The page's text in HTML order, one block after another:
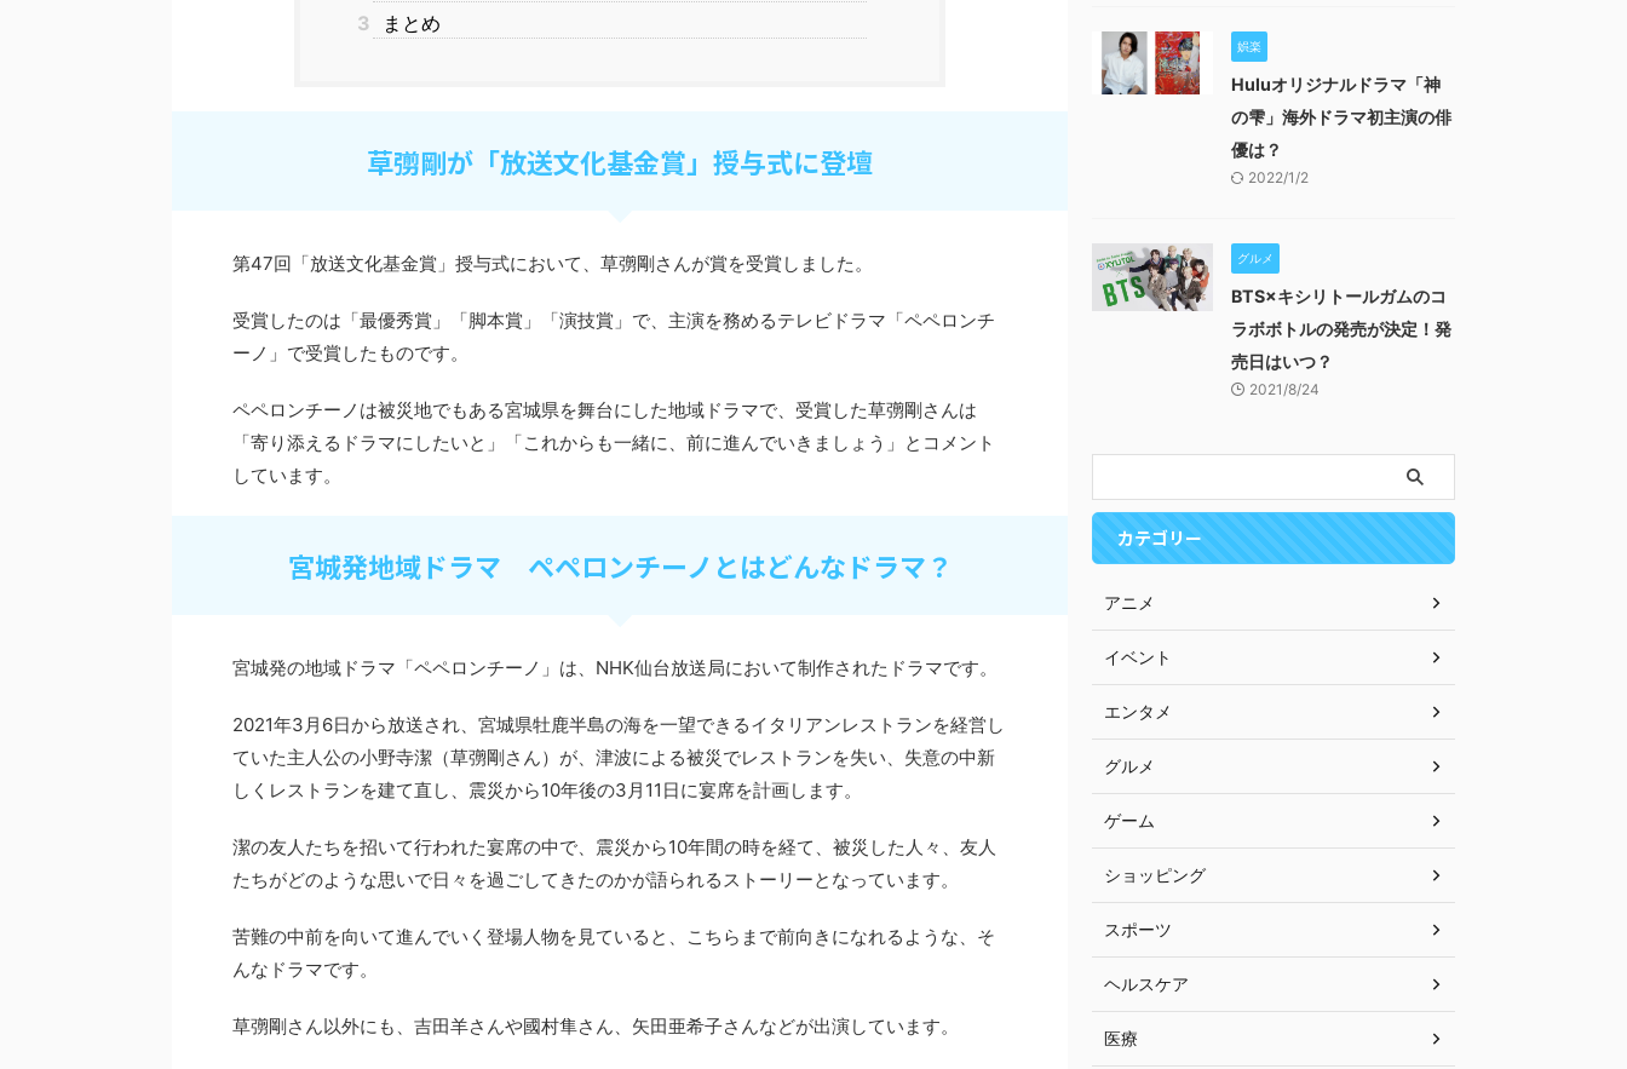
3
まとめ
草彅剛が「放送文化基金賞」授与式に登壇
第47回「放送文化基金賞」授与式において、草彅剛さんが賞を受賞しました。
受賞したのは「最優秀賞」「脚本賞」「演技賞」で、主演を務めるテレビドラマ「ペペロンチ
ーノ」で受賞したものです。
ペペロンチーノは被災地でもある宮城県を舞台にした地域ドラマで、受賞した草彅剛さんは
「寄り添えるドラマにしたいと」「これからも一緒に、前に進んでいきましょう」とコメント
しています。
宮城発地域ドラマ ペペロンチーノとはどんなドラマ？
宮城発の地域ドラマ「ペペロンチーノ」は、NHK仙台放送局において制作されたドラマです。
2021年3月6日から放送され、宮城県牡鹿半島の海を一望できるイタリアンレストランを経営し
ていた主人公の小野寺潔（草彅剛さん）が、津波による被災でレストランを失い、失意の中新
しくレストランを建て直し、震災から10年後の3月11日に宴席を計画します。
潔の友人たちを招いて行われた宴席の中で、震災から10年間の時を経て、被災した人々、友人
たちがどのような思いで日々を過ごしてきたのかが語られるストーリーとなっています。
苦難の中前を向いて進んでいく登場人物を見ていると、こちらまで前向きになれるような、そ
んなドラマです。
草彅剛さん以外にも、吉田羊さんや國村隼さん、矢田亜希子さんなどが出演しています。
娯楽
Huluオリジナルドラマ「神
の雫」海外ドラマ初主演の俳
優は？
2022/1/2
グルメ
BTS×キシリトールガムのコ
ラボボトルの発売が決定！発
売日はいつ？
2021/8/24
カテゴリー
アニメ
イベント
エンタメ
グルメ
ゲーム
ショッピング
スポーツ
ヘルスケア
医療